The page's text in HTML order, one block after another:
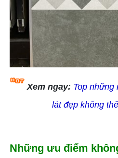
Xem ngay: Top những
lát đẹp không
Những ưu điểm